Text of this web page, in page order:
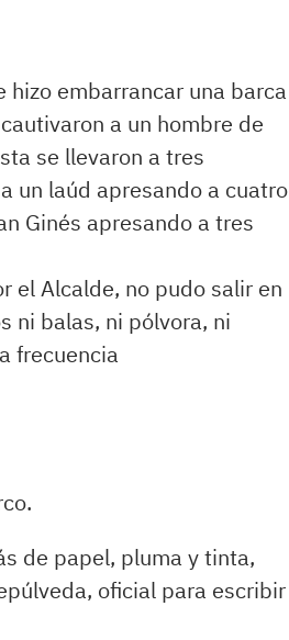
embarrancar una barca
a un hombre de
se llevaron a tres
un laúd apresando a cuatro
Ginés apresando a tres
el Alcalde, no pudo salir en
ni balas, ni pólvora, ni
frecuencia
de papel, pluma y tinta,
oficial para escribir